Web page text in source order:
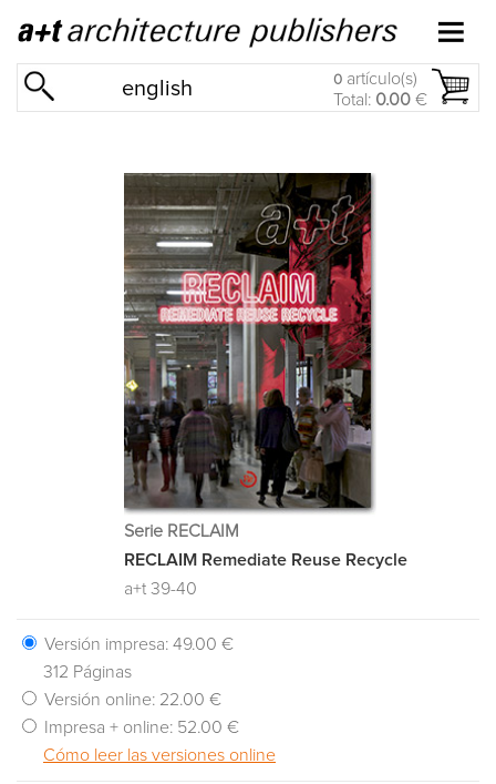
english 0 artículo(s)
Total: 0.00 €
Serie RECLAIM
RECLAIM Remediate Reuse Recycle
a+t 39-40
Versión impresa: 49.00 €
312 Páginas
Versión online: 22.00 €
Impresa + online: 52.00 €
Cómo leer las versiones online